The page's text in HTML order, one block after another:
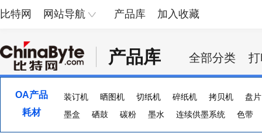
比特网 网站导航 产品库 加入收藏
产品库 全部分类
OA产品 装订机 晒图机 切纸机 碎纸机 拷贝机
盘片
UPS电源
稳压电源
耗材 墨盒 硒鼓 碳粉 墨水 连续供墨系统 色带